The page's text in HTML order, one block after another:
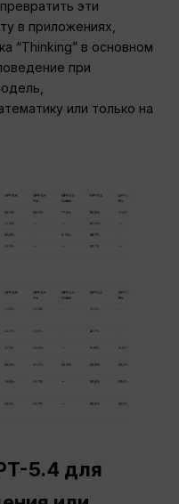
эти
в приложениях,
“Thinking” в основном
при
или только на
5.4 для